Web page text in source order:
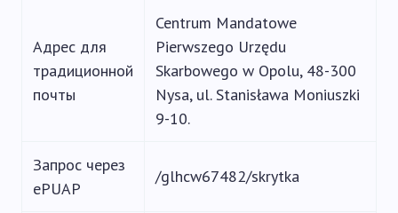
Адрес для
традиционной
почты
Centrum Mandatowe
Pierwszego Urzędu
Skarbowego w Opolu, 48-300
Nysa, ul. Stanisława Moniuszki
9-10.
Запрос через
ePUAP
/glhcw67482/skrytka